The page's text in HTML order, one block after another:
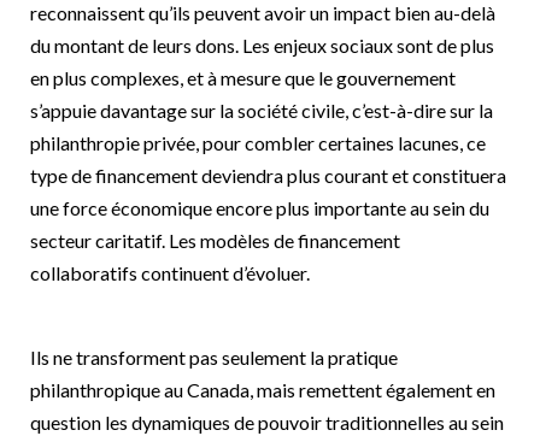
reconnaissent qu’ils peuvent avoir un impact bien au-delà
du montant de leurs dons. Les enjeux sociaux sont de plus
en plus complexes, et à mesure que le gouvernement
s’appuie davantage sur la société civile, c’est-à-dire sur la
philanthropie privée, pour combler certaines lacunes, ce
type de financement deviendra plus courant et constituera
une force économique encore plus importante au sein du
secteur caritatif. Les modèles de financement
collaboratifs continuent d’évoluer.
Ils ne transforment pas seulement la pratique
philanthropique au Canada, mais remettent également en
question les dynamiques de pouvoir traditionnelles au sein